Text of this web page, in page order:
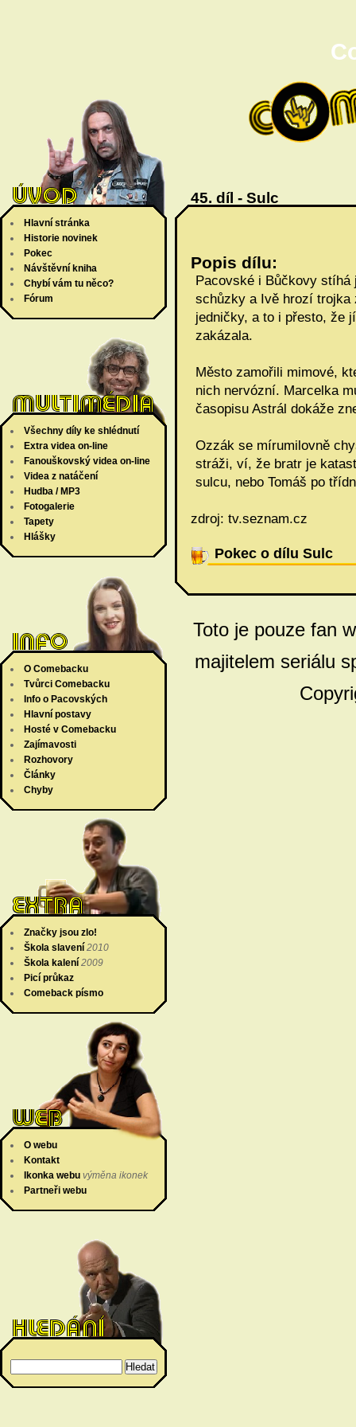
Hlavní stránka
Historie novinek
Pokec
Návštěvní kniha
Chybí vám tu něco?
Fórum
Všechny díly ke shlédnutí
Extra videa on-line
Fanouškovský videa on-line
Videa z natáčení
Hudba / MP3
Fotogalerie
Tapety
Hlášky
O Comebacku
Tvůrci Comebacku
Info o Pacovských
Hlavní postavy
Hosté v Comebacku
Zajímavosti
Rozhovory
Články
Chyby
Značky jsou zlo!
Škola slavení 2010
Škola kalení 2009
Picí průkaz
Comeback písmo
O webu
Kontakt
Ikonka webu výměna ikonek
Partneři webu
45. díl - Sulc
Popis dílu:
Pacovské i Bůčkovy
schůzky a Ivě hrozí trojka
jedničky, a to i přesto, že
zakázala.
Město zamořili mimové,
nich nervózní. Marcelka
časopisu Astrál dokáže
Ozzák se mírumilovně
stráži, ví, že bratr je
sulcu, nebo Tomáš po
zdroj: tv.seznam.cz
Pokec o dílu Sulc
Toto je pouze fan
majitelem seriálu